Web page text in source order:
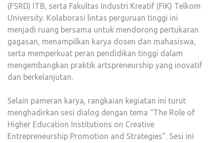
(FSRD) ITB, serta Fakultas Industri Kreatif (FIK) Telkom
University. Kolaborasi lintas perguruan tinggi ini
menjadi ruang bersama untuk mendorong pertukaran
gagasan, menampilkan karya dosen dan mahasiswa,
serta memperkuat peran pendidikan tinggi dalam
mengembangkan praktik artspreneurship yang inovatif
dan berkelanjutan.
Selain pameran karya, rangkaian kegiatan ini turut
menghadirkan sesi dialog dengan tema “The Role of
Higher Education Institutions on Creative
Entrepreneurship Promotion and Strategies”. Sesi ini